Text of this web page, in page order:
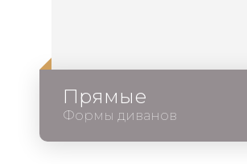
Прямые
Формы диванов